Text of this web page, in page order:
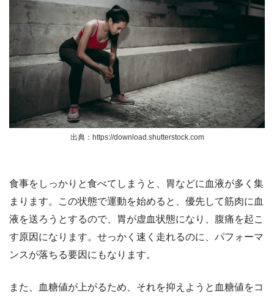
出典：https://download.shutterstock.com
食事をしっかりと食べてしまうと、胃などに血液が多く集
まります。この状態で運動を始めると、優先して筋肉に血
液を送ろうとするので、胃が虚血状態になり、腹痛を起こ
す原因になります。せっかく速く走れるのに、パフォーマ
ンスが落ちる要因にもなります。
また、血糖値が上がるため、それを抑えようと血糖値をコ